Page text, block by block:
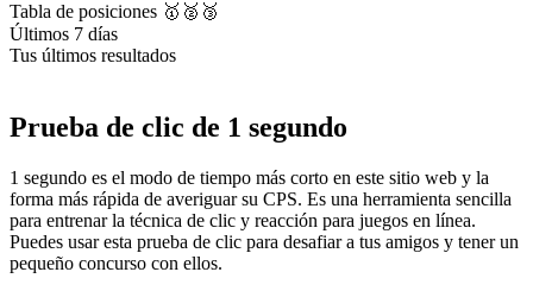
Tabla de posiciones 🥇🥈🥉
Últimos 7 días
Tus últimos resultados
Prueba de clic de 1 segundo
1 segundo es el modo de tiempo más corto en este sitio web y la
forma más rápida de averiguar su CPS. Es una herramienta sencilla
para entrenar la técnica de clic y reacción para juegos en línea.
Puedes usar esta prueba de clic para desafiar a tus amigos y tener un
pequeño concurso con ellos.